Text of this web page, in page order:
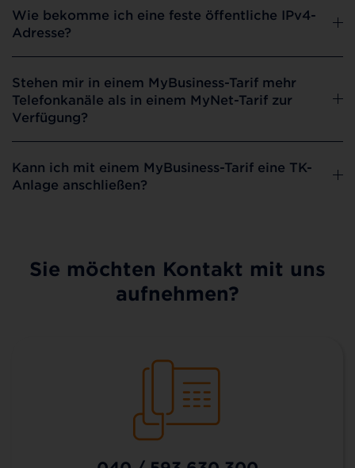
Wie bekomme ich eine feste öffentliche IPv4-
Adresse?
Stehen mir in einem MyBusiness-Tarif mehr
Telefonkanäle als in einem MyNet-Tarif zur
Verfügung?
Kann ich mit einem MyBusiness-Tarif eine TK-
Anlage anschließen?
Sie möchten Kontakt mit uns
aufnehmen?